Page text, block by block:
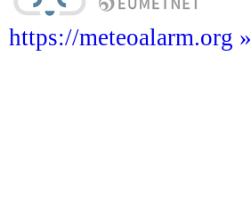
https://meteoalarm.org »